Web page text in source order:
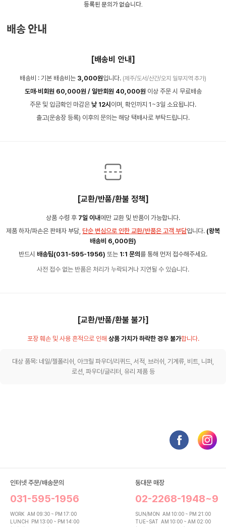
등록된 문의가 없습니다.
배송 안내
[배송비 안내]
배송비 : 기본 배송비는 3,000원입니다. (제주/도서/산간/오지 일부지역 추가)
도매·비회원 60,000원 / 일반회원 40,000원 이상 주문 시 무료배송
주문 및 입금확인 마감은 낮 12시 이며, 확인까지 1~3일 소요됩니다.
출고(운송장 등록) 이후의 문의는 해당 택배사로 부탁드립니다.
[교환/반품/환불 정책]
상품 수령 후 7일 이내 에만 교환 및 반품이 가능합니다.
제품 하자/파손은 판매자 부담, 단순 변심으로 인한 교환/반품은 고객 부담입니다. (왕복
배송비 6,000원)
반드시 배송팀(031-595-1956) 또는 1:1 문의 를 통해 먼저 접수해주세요.
사전 접수 없는 반품은 처리가 누락되거나 지연될 수 있습니다.
[교환/반품/환불 불가]
포장 훼손 및 사용 흔적으로 인해 상품 가치가 하락한 경우 불가합니다.
대상 품목: 네일/젤폴리쉬, 아크릴 파우더/리퀴드, 서적, 브러쉬, 기계류, 비트, 니퍼,
로션, 파우더/글리터, 유리 제품 등
인터넷 주문/배송문의
031-595-1956
WORK AM 09:30 ~ PM 17:00
LUNCH PM 13:00 ~ PM 14:00
동대문 매장
02-2268-1948~9
SUN/MON AM 10:00 ~ PM 21:00
TUE~SAT AM 10:00 ~ AM 02:00